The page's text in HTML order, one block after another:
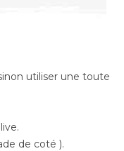
utiliser une toute
de coté ).